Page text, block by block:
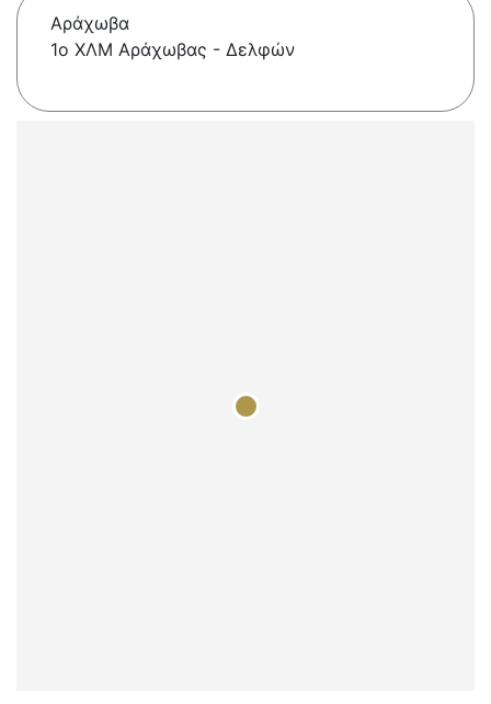
Αράχωβα
1ο ΧΛΜ Αράχωβας - Δελφών